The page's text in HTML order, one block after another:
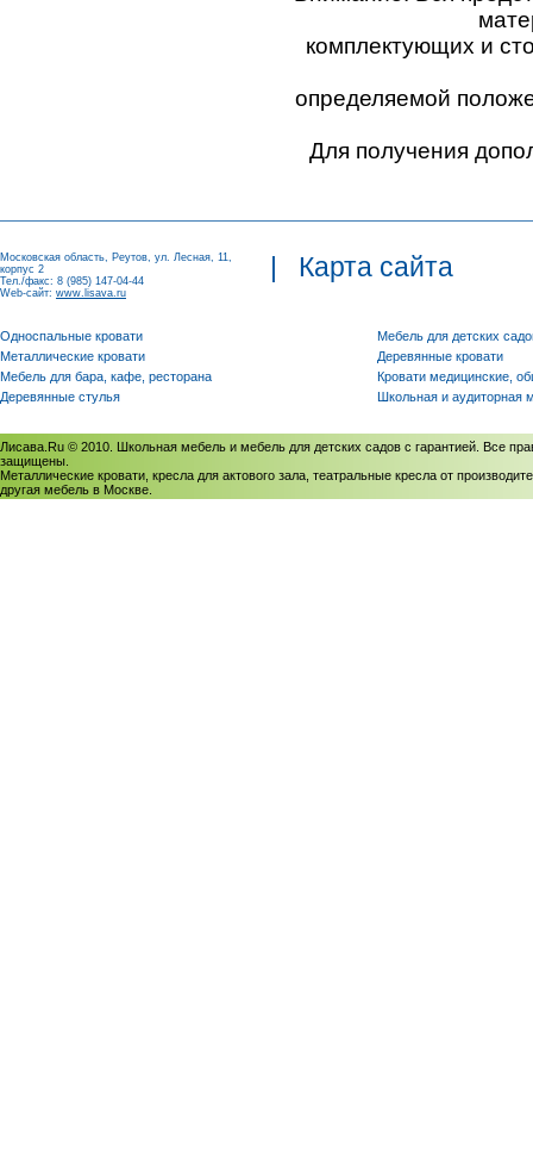
комплектующих и
определяемой
Для получения
Московская область, Реутов, ул. Лесная, 11,
корпус 2
Тел./факс: 8 (985) 147-04-44
Web-сайт: www.lisava.ru
| Карта сайта
Односпальные кровати
Металлические кровати
Мебель для бара, кафе, ресторана
Деревянные стулья
Мебель для детских
Деревянные кровати
Кровати медицинские,
Школьная и аудиторная
Лисава.Ru © 2010. Школьная мебель и мебель для детских садов с гарантией. Все
защищены.
Металлические кровати, кресла для актового зала, театральные кресла от
другая мебель в Москве.
Политика использования cookies/Соглашение на обработку персональных данных